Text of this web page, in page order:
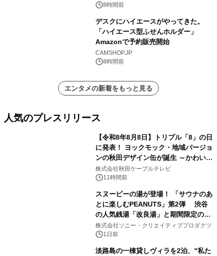
8時間前
デスクにハイエースがやってきた。
「ハイエース型ふせんホルダー」
Amazonで予約販売開始
CAMSHOP.JP
8時間前
エンタメの新着をもっと見る
人気のプレスリリース
【令和8年8月8日】トリプル「8」の日
に発表！ ヨックモック・地域バージョ
ンの秋田デザイン缶が誕生 ～かわいい
秋田犬の子犬と秋田の四季と名所を巡
るパッケージ～ 9月1日(火)秋田県内で
株式会社秋田ケーブルテレビ
11時間前
スヌーピーの湯が登場！ 「サウナのあ
とに楽しむPEANUTS」第2弾 渋谷
の人気銭湯「改良湯」と期間限定のコ
ラボレーション サウナイキタイコラ
ボグッズも発売決定！
株式会社ソニー・クリエイティブプロダクツ
1日前
淡路島の一棟貸しヴィラを2泊、"私た